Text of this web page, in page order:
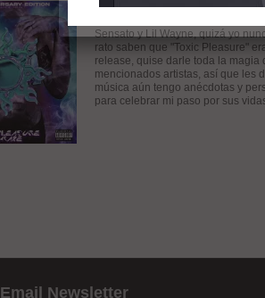
Hoy se cumplen 5 años de la
camino 100% en la música. Fue
Sensato y Lil Wayne, quizá yo
rato saben que "Toxic Pleasure"
release, quise darle toda la magia
mencionados artistas, así que les
música aún tengo anécdotas y
para celebrar mi paso por sus
Email Newsletter